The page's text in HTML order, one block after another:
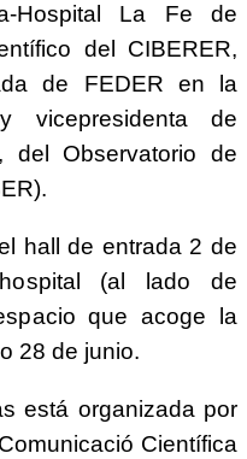
Hospital La Fe de
del CIBERER,
de FEDER en la
vicepresidenta de
del Observatorio de
hall de entrada 2 de
(al lado de
que acoge la
28 de junio.
está organizada por
Científica